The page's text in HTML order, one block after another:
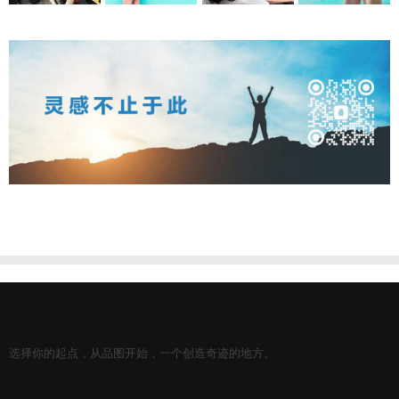
选择你的起点，从品图开始，一个创造奇迹的地方。